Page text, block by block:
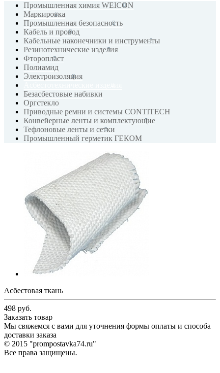
Промышленная химия WEICON
Маркировка
Промышленная безопасность
Кабель и провод
Кабельные наконечники и инструменты
Резинотехнические изделия
Фторопласт
Полиамид
Электроизоляция
Безасбестовые набивки
Оргстекло
Приводные ремни и системы CONTITECH
Конвейерные ленты и комплектующие
Тефлоновые ленты и сетки
Промышленный герметик ГЕКОМ
Асбестовая ткань
498 руб.
Заказать товар
Мы свяжемся с вами для уточнения формы оплаты и способа
доставки заказа
© 2015 "prompostavka74.ru"
Все права защищены.